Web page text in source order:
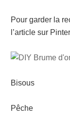
Pour garder la
l’article sur
Bisous
Pêche